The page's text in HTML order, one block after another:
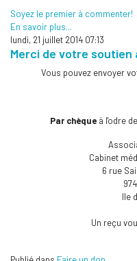
Soyez le premier à commenter!
En savoir plus...
lundi, 21 juillet 2014 07:13
Merci de votre soutien
Vous pouvez envoyer
Par chèque à l'odre
Cabinet
6 rue
Ile
Un reçu